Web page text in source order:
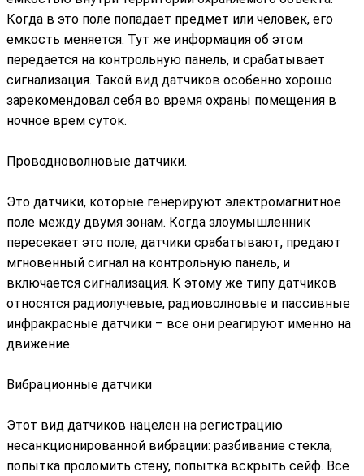
Когда в это поле попадает предмет или человек, его
емкость меняется. Тут же информация об этом
передается на контрольную панель, и срабатывает
сигнализация. Такой вид датчиков особенно хорошо
зарекомендовал себя во время охраны помещения в
ночное врем суток.
Проводноволновые датчики.
Это датчики, которые генерируют электромагнитное
поле между двумя зонам. Когда злоумышленник
пересекает это поле, датчики срабатывают, предают
мгновенный сигнал на контрольную панель, и
включается сигнализация. К этому же типу датчиков
относятся радиолучевые, радиоволновые и пассивные
инфракрасные датчики – все они реагируют именно на
движение.
Вибрационные датчики
Этот вид датчиков нацелен на регистрацию
несанкционированной вибрации: разбивание стекла,
попытка проломить стену, попытка вскрыть сейф. Все